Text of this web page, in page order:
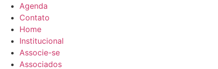
Agenda
Contato
Home
Institucional
Associe-se
Associados